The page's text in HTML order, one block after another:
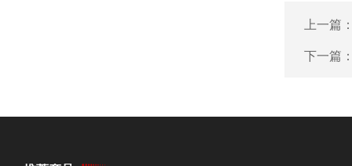
上一篇
下一篇